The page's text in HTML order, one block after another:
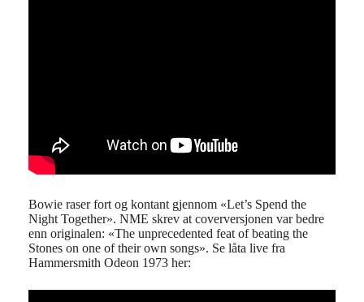
Bowie raser fort og kontant gjennom «Let’s Spend the
Night Together». NME skrev at coverversjonen var bedre
enn originalen: «The unprecedented feat of beating the
Stones on one of their own songs». Se låta live fra
Hammersmith Odeon 1973 her: